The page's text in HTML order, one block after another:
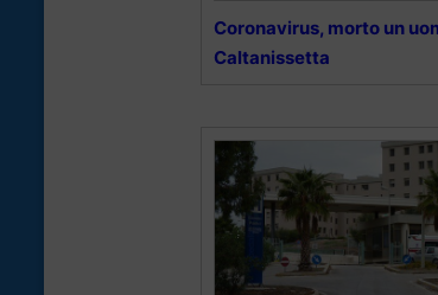
Coronavirus, morto un
Caltanissetta